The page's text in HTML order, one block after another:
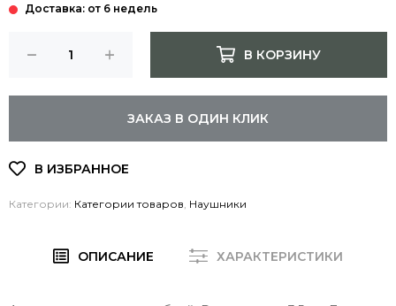
Доставка: от 6 недель
В КОРЗИНУ
ЗАКАЗ В ОДИН КЛИК
Категории: Категории товаров Наушники
ОПИСАНИЕ ХАРАКТЕРИСТИКИ